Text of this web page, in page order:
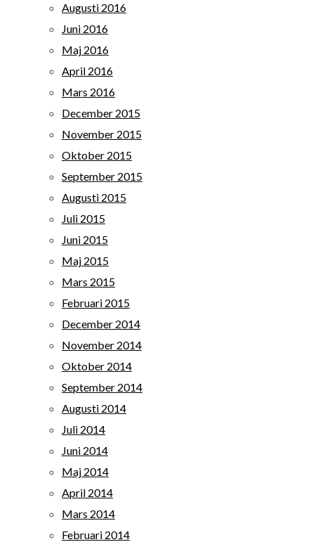
Augusti 2016
Juni 2016
Maj 2016
April 2016
Mars 2016
December 2015
November 2015
Oktober 2015
September 2015
Augusti 2015
Juli 2015
Juni 2015
Maj 2015
Mars 2015
Februari 2015
December 2014
November 2014
Oktober 2014
September 2014
Augusti 2014
Juli 2014
Juni 2014
Maj 2014
April 2014
Mars 2014
Februari 2014